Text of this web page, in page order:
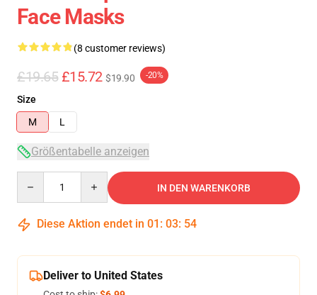
Face Masks
(8 customer reviews)
£19.65 £15.72 $19.90 -20%
Size
M
L
Größentabelle anzeigen
IN DEN WARENKORB
Diese Aktion endet in 01 : 03: 53
Deliver to United States